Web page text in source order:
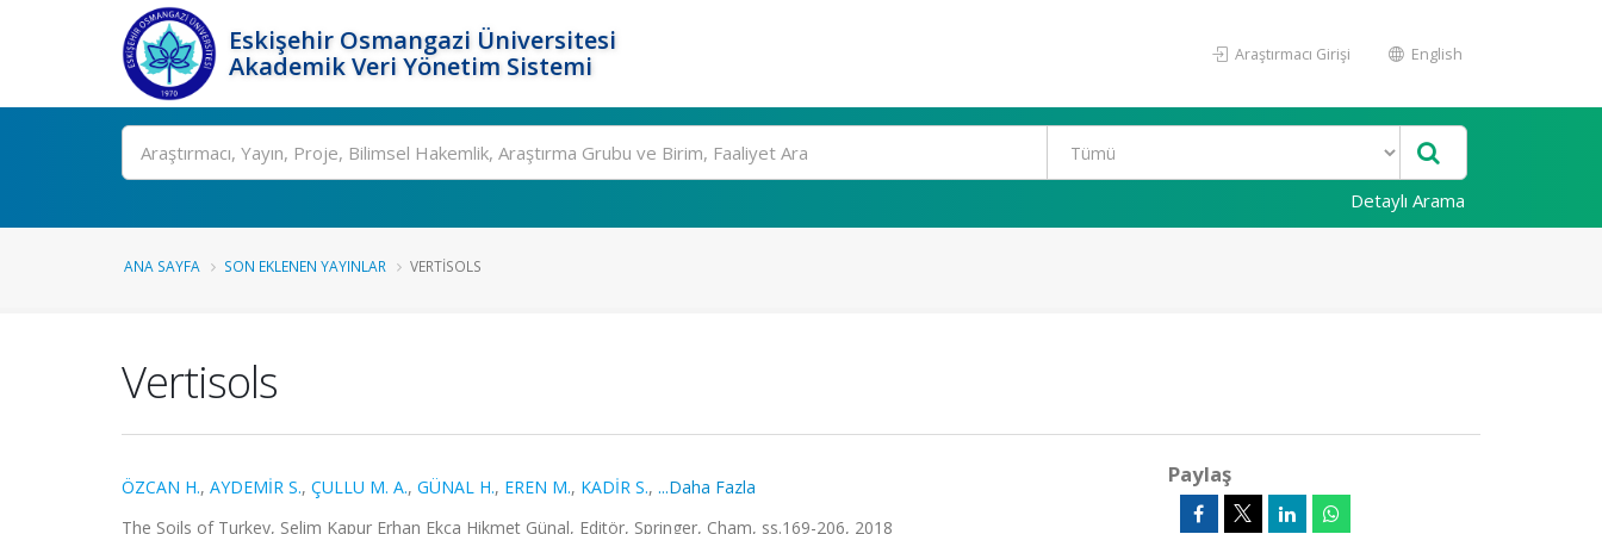
Eskişehir Osmangazi Üniversitesi
Akademik Veri Yönetim Sistemi
Araştırmacı Girişi English
Ara
Detaylı Arama
ANA SAYFA SON EKLENEN YAYINLAR VERTISOLS
Vertisols
ÖZCAN H., AYDEMİR S., ÇULLU M. A., GÜNAL H., EREN M., KADİR S., ...Daha Fazla
The Soils of Turkey, Selim Kapur Erhan Ekça Hikmet Günal, Editör, Springer, Cham, ss.169-206, 2018
Paylaş